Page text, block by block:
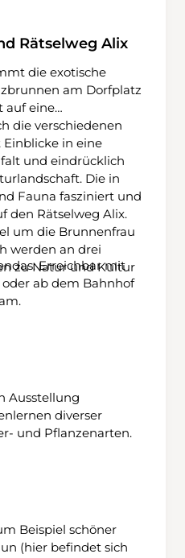
Rätselweg Alix
die exotische
am Dorfplatz
auf eine
die verschiedenen
in eine
und eindrücklich
Die in
Fauna fasziniert und
den Rätselweg Alix.
um die Brunnenfrau
werden an drei
zu Natur und Kultur
Erreichbar mit
ab dem Bahnhof
Ausstellung
diverser
und Pflanzenarten.
Beispiel schöner
(hier befindet sich